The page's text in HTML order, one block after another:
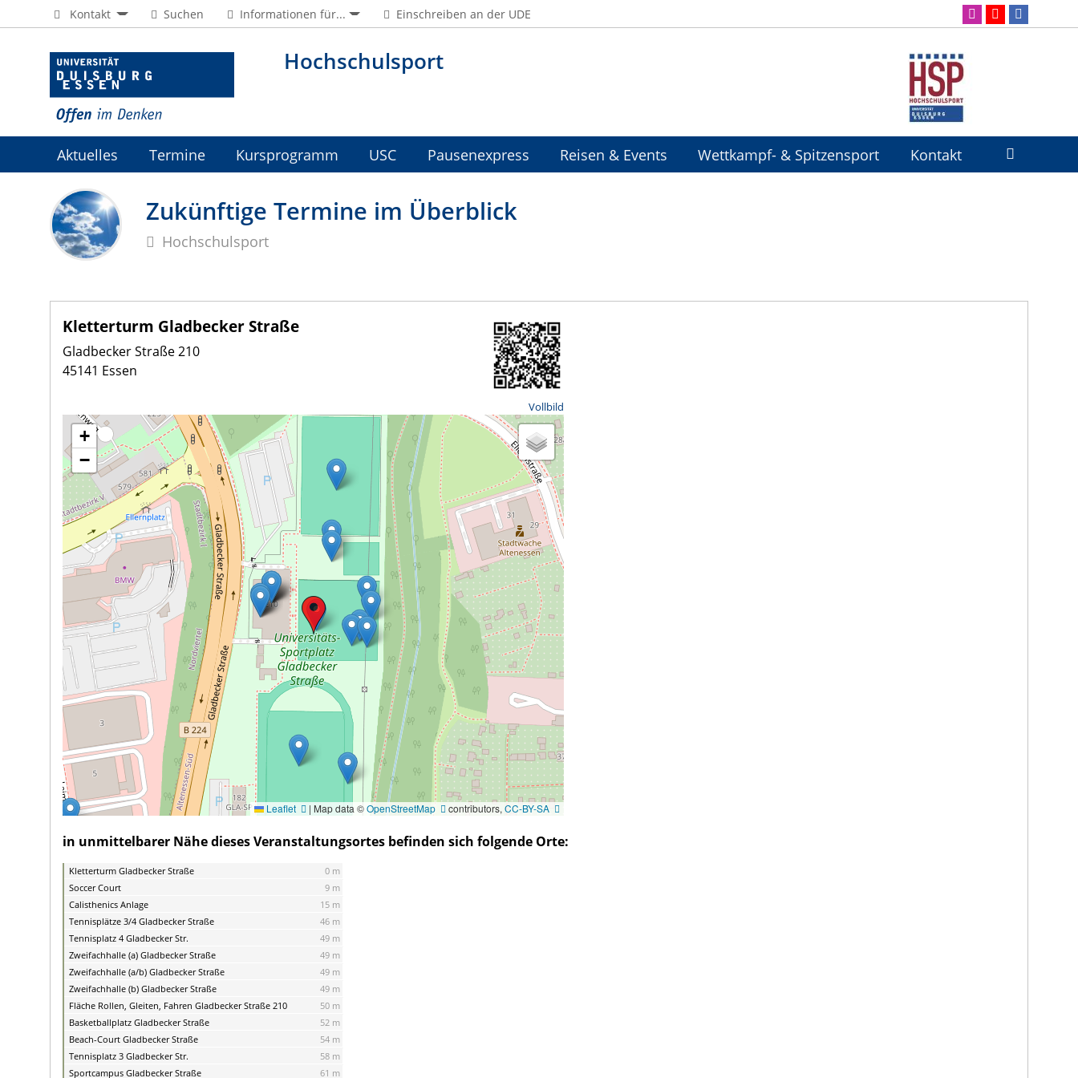
Hochschulsport
Kontakt Suchen Informationen für... Einschreiben an der UDE
Aktuelles Termine Kursprogramm USC Pausenexpress Reisen & Events Wettkampf- & Spitzensport
Kontakt
Jobs
Zukünftige Termine im Überblick
Hochschulsport
Kletterturm Gladbecker Straße
Gladbecker Straße 210
45141 Essen
Vollbild
+
−
Leaflet | Map data ©OpenStreetMap contributors,CC-BY-SA
in unmittelbarer Nähe dieses Veranstaltungsortes befinden sich folgende Orte:
Kletterturm Gladbecker Straße
0 m
Soccer Court
9 m
Calisthenics Anlage
15 m
Tennisplätze 3/4 Gladbecker Straße
46 m
Tennisplatz 4 Gladbecker Str.
49 m
Zweifachhalle (a) Gladbecker Straße
49 m
Zweifachhalle (a/b) Gladbecker Straße
49 m
Zweifachhalle (b) Gladbecker Straße
49 m
Fläche Rollen, Gleiten, Fahren Gladbecker Straße 210
50 m
Basketballplatz Gladbecker Straße
52 m
Beach-Court Gladbecker Straße
54 m
Tennisplatz 3 Gladbecker Str.
58 m
Sportcampus Gladbecker Straße
61 m